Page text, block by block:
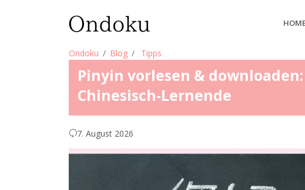
Ondoku Blog Tipps
Pinyin vorlesen &
Chinesisch-Lernende
7. August 2026